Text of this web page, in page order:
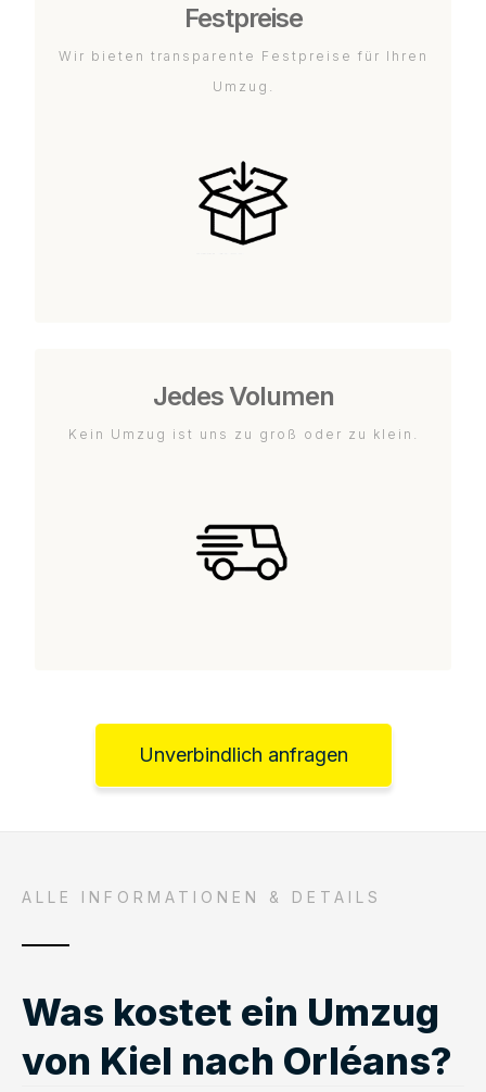
Festpreise
Wir bieten transparente Festpreise für Ihren
Umzug.
Jedes Volumen
Kein Umzug ist uns zu groß oder zu klein.
Unverbindlich anfragen
ALLE INFORMATIONEN & DETAILS
Was kostet ein Umzug
von Kiel nach Orléans?